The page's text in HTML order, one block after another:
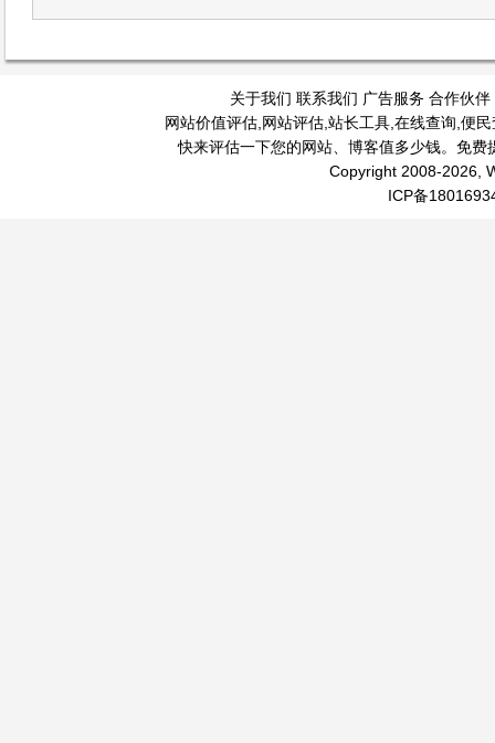
关于我们 联系我们 广告服务 合作伙伴
网站价值评估, 网站评估, 站长工具, 在线查询 便民
快来评估一下您的网站、博客值多少钱。免
Copyright 2008-2026,
ICP备